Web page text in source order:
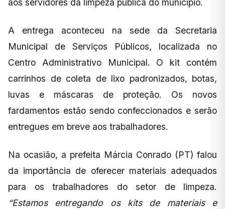
aos servidores da limpeza pública do município.
A entrega aconteceu na sede da Secretaria
Municipal de Serviços Públicos, localizada no
Centro Administrativo Municipal. O kit contém
carrinhos de coleta de lixo padronizados, botas,
luvas e máscaras de proteção. Os novos
fardamentos estão sendo confeccionados e serão
entregues em breve aos trabalhadores.
Na ocasião, a prefeita Márcia Conrado (PT) falou
da importância de oferecer materiais adequados
para os trabalhadores do setor de limpeza.
“Estamos entregando os kits de materiais e